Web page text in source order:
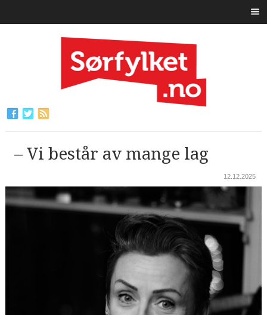
– Vi består av mange lag
12.12.2025